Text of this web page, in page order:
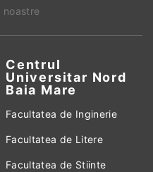
noastre
Centrul
Universitar Nord
Baia Mare
Facultatea de Inginerie
Facultatea de Litere
Facultatea de Stiinte